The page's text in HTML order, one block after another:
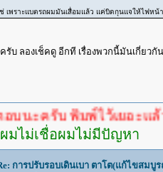
เพราะแบตรถผมมันเสื่อมแล้ว แค่บิดกุนแจให้ไฟห
รับ ลองเช็คดู อีกที เรื่องพวกนี้มันเกี่ยว
พิมพ์ไว้เยอะแล้ว หาอ่าน
มไม่เชื่อผมไม่มีปัญหา
การปรับรอบเดินเบา ตาโต(แก้ไขสม